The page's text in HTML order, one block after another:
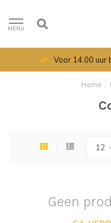
MENU
Voor 14.00 uur
Home /
Geen